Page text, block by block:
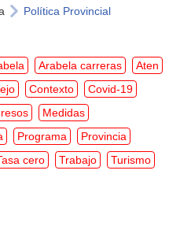
Política Provincial
Arabela carreras
Aten
Contexto
Covid-19
Medidas
Programa
Provincia
cero Trabajo
Turismo